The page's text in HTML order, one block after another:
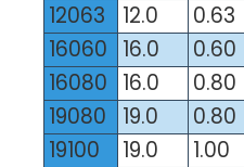
12063
12.0 0.63
16060 16.0 0.60
16080 16.0 0.80
19080
19.0 0.80
19100
19.0 1.00